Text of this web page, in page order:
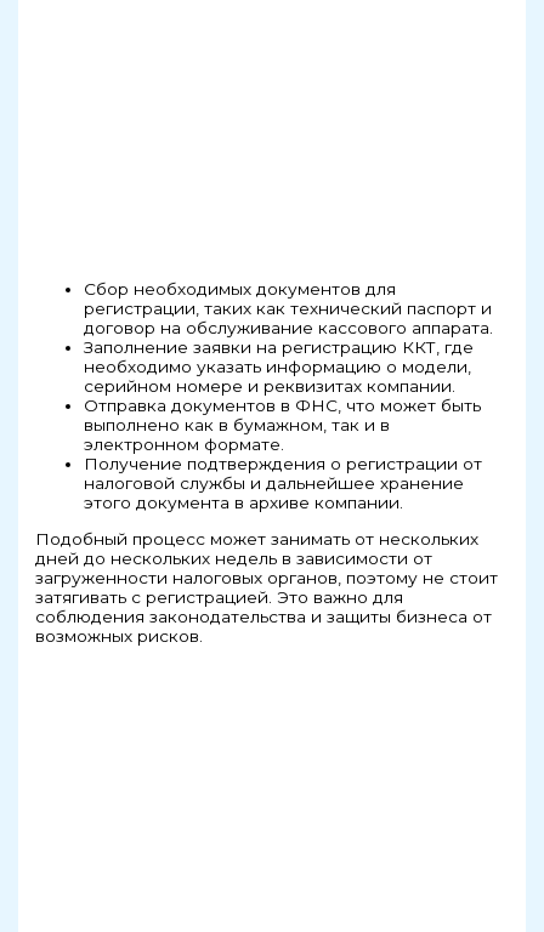
Сбор необходимых документов для
регистрации, таких как технический паспорт и
договор на обслуживание кассового аппарата.
Заполнение заявки на регистрацию ККТ, где
необходимо указать информацию о модели,
серийном номере и реквизитах компании.
Отправка документов в ФНС, что может быть
выполнено как в бумажном, так и в
электронном формате.
Получение подтверждения о регистрации от
налоговой службы и дальнейшее хранение
этого документа в архиве компании.
Подобный процесс может занимать от нескольких
дней до нескольких недель в зависимости от
загруженности налоговых органов, поэтому не стоит
затягивать с регистрацией. Это важно для
соблюдения законодательства и защиты бизнеса от
возможных рисков.